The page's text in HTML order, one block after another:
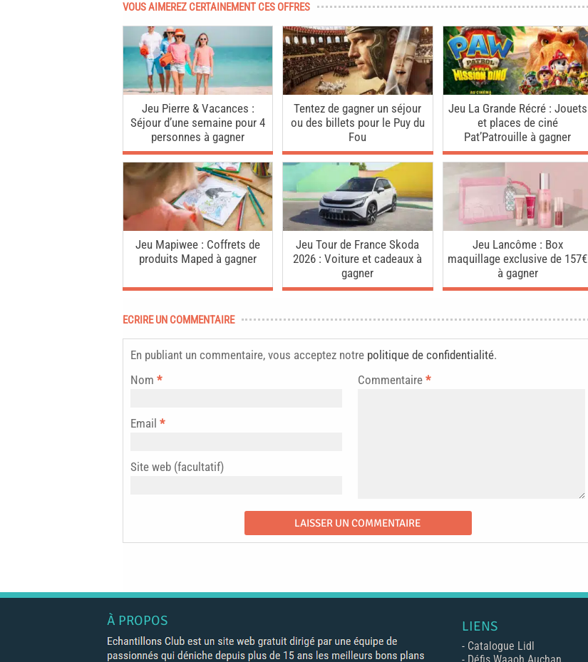
VOUS AIMEREZ CERTAINEMENT CES OFFRES
Jeu Pierre & Vacances :
Séjour d’une semaine pour 4
personnes à gagner
Tentez de gagner un séjour
ou des billets pour le Puy du
Fou
Jeu La Grande Récré : Jouets
et places de ciné
Pat’Patrouille à gagner
Jeu Mapiwee : Coffrets de
produits Maped à gagner
Jeu Tour de France Skoda
2026 : Voiture et cadeaux à
gagner
Jeu Lancôme : Box
maquillage exclusive de 157€
à gagner
ECRIRE UN COMMENTAIRE
En publiant un commentaire, vous acceptez notre politique de confidentialité.
Commentaire *
Nom *
Email *
Site web (facultatif)
À PROPOS LIENS
- Catalogue Lidl